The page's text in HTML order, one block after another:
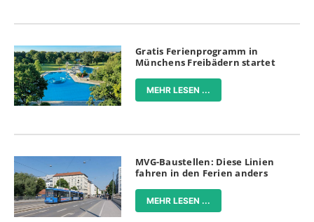
Gratis Ferienprogramm in
Münchens Freibädern startet
MEHR LESEN ...
MVG-Baustellen: Diese Linien
fahren in den Ferien anders
MEHR LESEN ...